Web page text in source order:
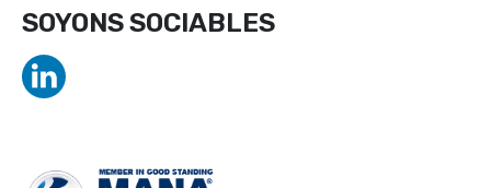
SOYONS SOCIABLES